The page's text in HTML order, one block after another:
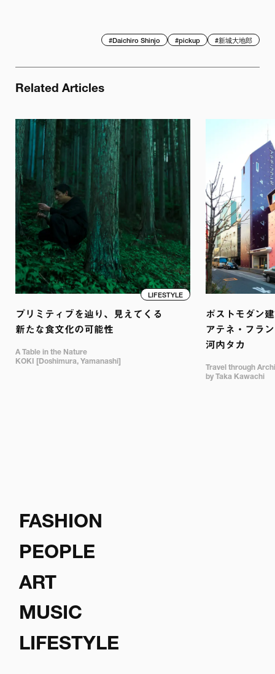
#Daichiro Shinjo #pickup #新城大地郎
Related Articles
LIFESTYLE
プリミティブを辿り、見えてくる
新たな食文化の可能性
A Table in the Nature
KOKI [Doshimura, Yamanashi]
ポストモダン
アテネ・フラ
河内タカ
Travel through
by Taka Kawachi
FASHION
PEOPLE
ART
MUSIC
LIFESTYLE